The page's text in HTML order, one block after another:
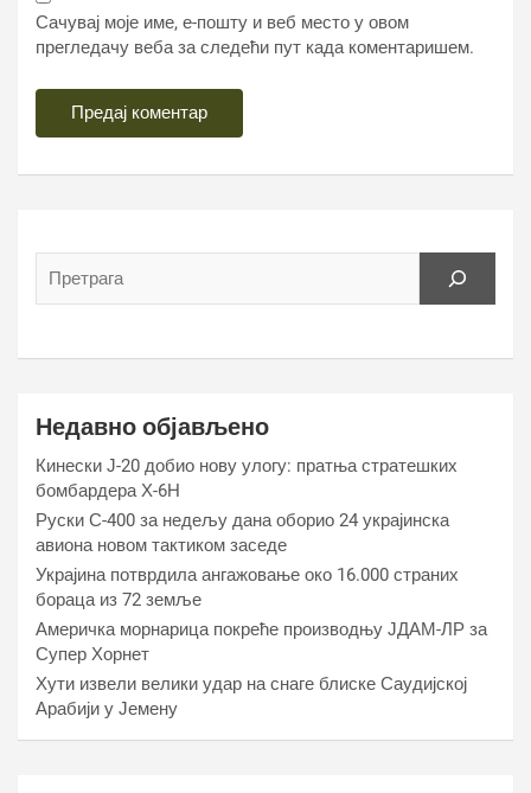
Сачувај моје име, е-пошту и веб место у овом
прегледачу веба за следећи пут када коментаришем.
Недавно објављено
Кинески Ј-20 добио нову улогу: пратња стратешких
бомбардера Х-6Н
Руски С-400 за недељу дана оборио 24 украјинска
авиона новом тактиком заседе
Украјина потврдила ангажовање око 16.000 страних
бораца из 72 земље
Америчка морнарица покреће производњу ЈДАМ-ЛР за
Супер Хорнет
Хути извели велики удар на снаге блиске Саудијској
Арабији у Јемену